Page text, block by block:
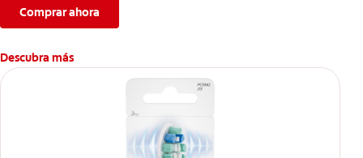
Comprar ahora
Descubra más